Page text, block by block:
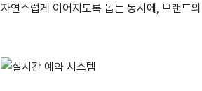
자연스럽게 이어지도록 돕는 동시에, 브랜드